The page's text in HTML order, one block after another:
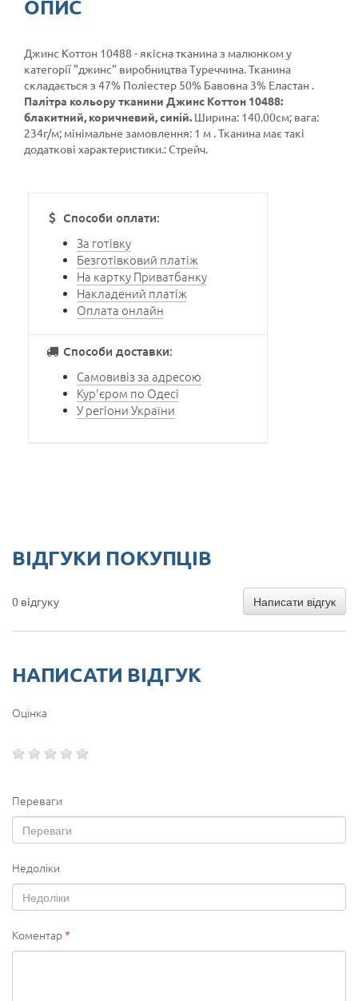
ОПИС
Джинс Коттон 10488 - якісна тканина з малюнком у
категорії "джинс" виробництва Туреччина. Тканина
складається з 47% Поліестер 50% Бавовна 3% Еластан .
Палітра кольору тканини Джинс Коттон 10488:
блакитний, коричневий, синій. Ширина: 140.00см; вага:
234г/м; мінімальне замовлення: 1 м . Тканина має такі
додаткові характеристики.: Стрейч.
Способи оплати:
За готівку
Безготівковий платіж
На картку Приватбанку
Накладений платіж
Оплата онлайн
Способи доставки:
Самовивіз за адресою
Кур'єром по Одесі
У регіони України
ВІДГУКИ ПОКУПЦІВ
0 відгуку Написати відгук
НАПИСАТИ ВІДГУК
Оцінка
Переваги
Недоліки
Коментар*